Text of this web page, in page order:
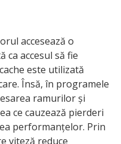
accesează o
ca accesul să fie
este utilizată
Însă, în programele
ramurilor și
ce cauzează pierderi
performanțelor. Prin
viteză reduce